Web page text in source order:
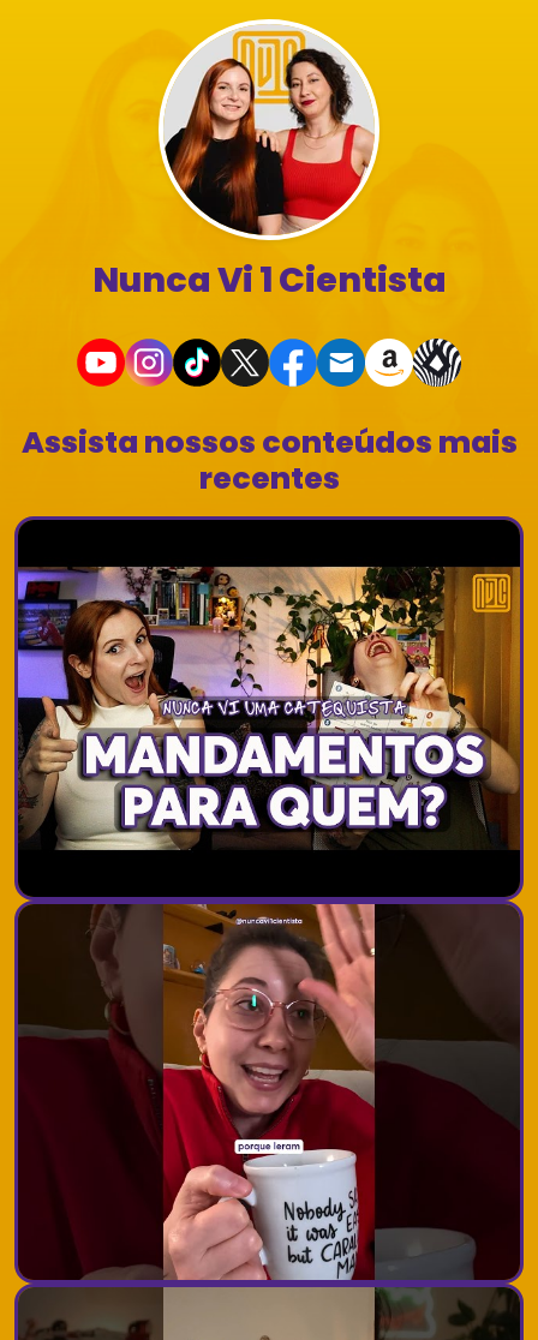
Nunca Vi 1 Cientista
Assista nossos conteúdos mais
recentes